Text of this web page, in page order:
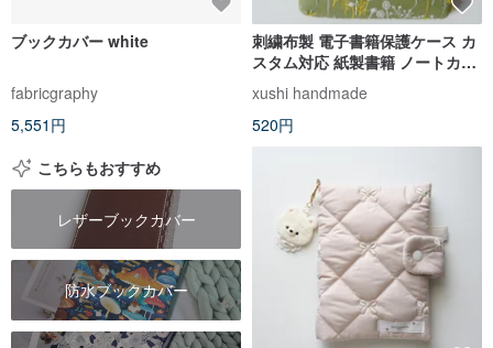
ブックカバー white
fabricgraphy
5,551円
刺繍布製 電子書籍保護ケース カ
スタム対応 紙製書籍 ノートカバ
ー 本カバー 文芸的で実用的な贈
り物
xushi handmade
520円
こちらもおすすめ
レザーブックカバー
防水ブックカバー